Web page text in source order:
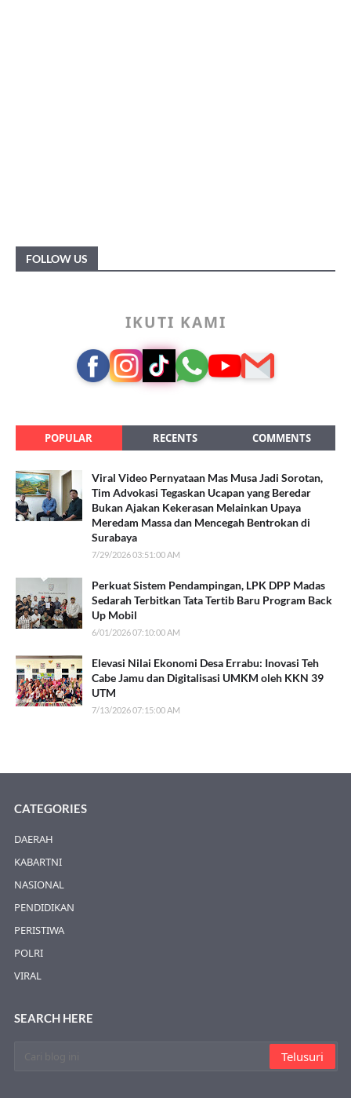
FOLLOW US
IKUTI KAMI
POPULAR RECENTS COMMENTS
Viral Video Pernyataan Mas Musa Jadi Sorotan,
Tim Advokasi Tegaskan Ucapan yang Beredar
Bukan Ajakan Kekerasan Melainkan Upaya
Meredam Massa dan Mencegah Bentrokan di
Surabaya
7/29/2026 03:51:00 AM
Perkuat Sistem Pendampingan, LPK DPP Madas
Sedarah Terbitkan Tata Tertib Baru Program Back
Up Mobil
6/01/2026 07:10:00 AM
Elevasi Nilai Ekonomi Desa Errabu: Inovasi Teh
Cabe Jamu dan Digitalisasi UMKM oleh KKN 39
UTM
7/13/2026 07:15:00 AM
CATEGORIES
DAERAH
KABARTNI
NASIONAL
PENDIDIKAN
PERISTIWA
POLRI
VIRAL
SEARCH HERE